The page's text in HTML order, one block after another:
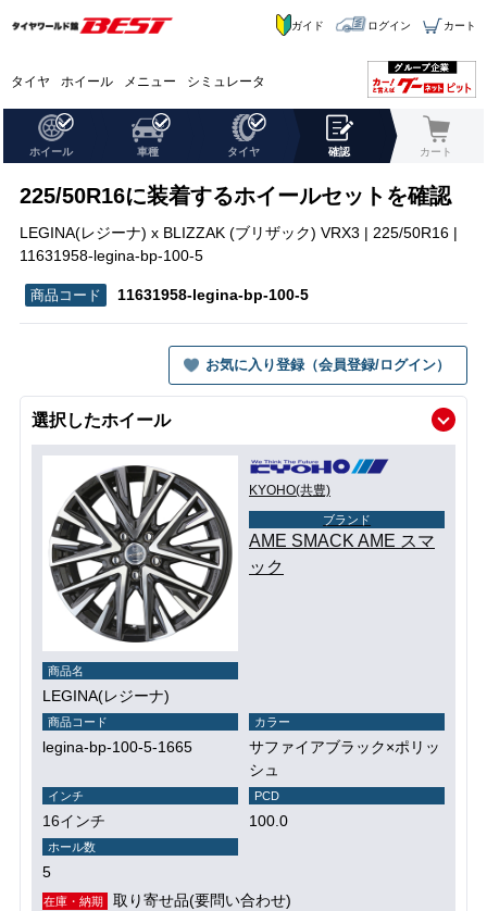
タイヤ ホイール メニュー シミュレータ
ガイド ログイン カート
ホイール 車種 タイヤ 確認 カート
225/50R16に装着するホイールセットを確認
LEGINA(レジーナ) x BLIZZAK (ブリザック) VRX3 | 225/50R16 |
11631958-legina-bp-100-5
11631958-legina-bp-100-5
お気に入り登録（会員登録/ログイン）
選択したホイール
KYOHO(共豊)
ブランド
AME SMACK AME スマ
ック
商品名
LEGINA(レジーナ)
商品コード
legina-bp-100-5-1665
カラー
サファイアブラック×ポリッ
シュ
インチ
16インチ
PCD
100.0
ホール数
5
在庫・納期 取り寄せ品(要問い合わせ)